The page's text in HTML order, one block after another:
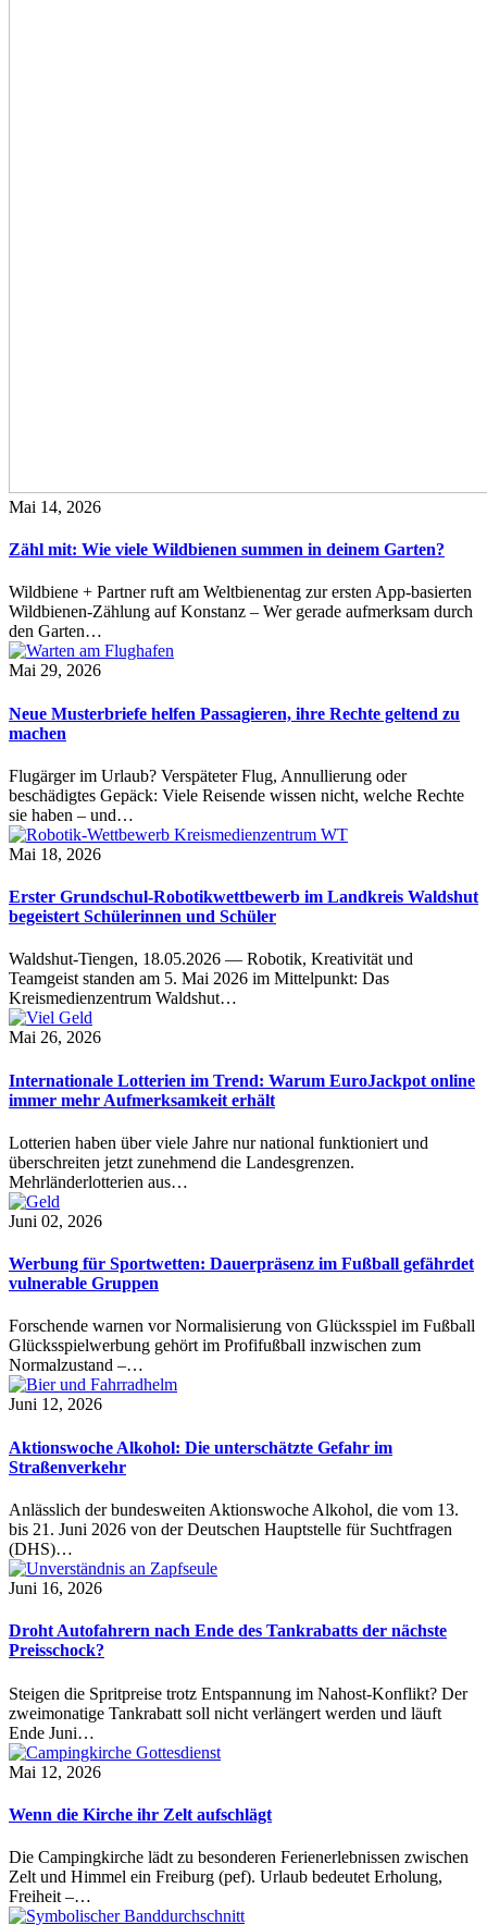
Mai 14, 2026
Zähl mit: Wie viele Wildbienen summen in deinem Garten?
Wildbiene + Partner ruft am Weltbienentag zur ersten App-basierten
Wildbienen-Zählung auf Konstanz – Wer gerade aufmerksam durch
den Garten…
Mai 29, 2026
Neue Musterbriefe helfen Passagieren, ihre Rechte geltend zu
machen
Flugärger im Urlaub? Verspäteter Flug, Annullierung oder
beschädigtes Gepäck: Viele Reisende wissen nicht, welche Rechte
sie haben – und…
Mai 18, 2026
Erster Grundschul-Robotikwettbewerb im Landkreis Waldshut
begeistert Schülerinnen und Schüler
Waldshut-Tiengen, 18.05.2026 — Robotik, Kreativität und
Teamgeist standen am 5. Mai 2026 im Mittelpunkt: Das
Kreismedienzentrum Waldshut…
Mai 26, 2026
Internationale Lotterien im Trend: Warum EuroJackpot online
immer mehr Aufmerksamkeit erhält
Lotterien haben über viele Jahre nur national funktioniert und
überschreiten jetzt zunehmend die Landesgrenzen.
Mehrländerlotterien aus…
Juni 02, 2026
Werbung für Sportwetten: Dauerpräsenz im Fußball gefährdet
vulnerable Gruppen
Forschende warnen vor Normalisierung von Glücksspiel im Fußball
Glücksspielwerbung gehört im Profifußball inzwischen zum
Normalzustand –…
Juni 12, 2026
Aktionswoche Alkohol: Die unterschätzte Gefahr im
Straßenverkehr
Anlässlich der bundesweiten Aktionswoche Alkohol, die vom 13.
bis 21. Juni 2026 von der Deutschen Hauptstelle für Suchtfragen
(DHS)…
Juni 16, 2026
Droht Autofahrern nach Ende des Tankrabatts der nächste
Preisschock?
Steigen die Spritpreise trotz Entspannung im Nahost-Konflikt? Der
zweimonatige Tankrabatt soll nicht verlängert werden und läuft
Ende Juni…
Mai 12, 2026
Wenn die Kirche ihr Zelt aufschlägt
Die Campingkirche lädt zu besonderen Ferienerlebnissen zwischen
Zelt und Himmel ein Freiburg (pef). Urlaub bedeutet Erholung,
Freiheit –…